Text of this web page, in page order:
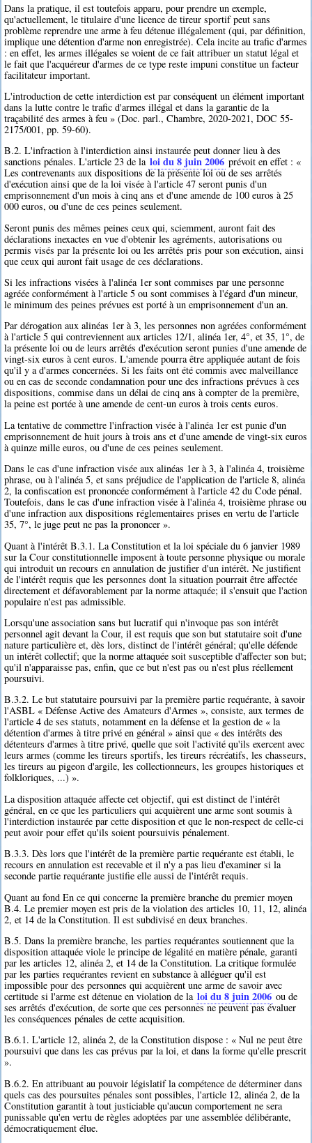
Dans la pratique, il est toutefois apparu, pour prendre un exemple,
qu'actuellement, le titulaire d'une licence de tireur sportif peut sans
problème reprendre une arme à feu détenue illégalement (qui, par définition,
implique une détention d'arme non enregistrée). Cela incite au trafic d'armes
: en effet, les armes illégales se voient de ce fait attribuer un statut légal et
le fait que l'acquéreur d'armes de ce type reste impuni constitue un facteur
facilitateur important.
L'introduction de cette interdiction est par conséquent un élément important
dans la lutte contre le trafic d'armes illégal et dans la garantie de la
traçabilité des armes à feu » (Doc. parl., Chambre, 2020-2021, DOC 55-
2175/001, pp. 59-60).
B.2. L'infraction à l'interdiction ainsi instaurée peut donner lieu à des
sanctions pénales. L'article 23 de la loi du 8 juin 2006 prévoit en effet : «
Les contrevenants aux dispositions de la présente loi ou de ses arrêtés
d'exécution ainsi que de la loi visée à l'article 47 seront punis d'un
emprisonnement d'un mois à cinq ans et d'une amende de 100 euros à 25
000 euros, ou d'une de ces peines seulement.
Seront punis des mêmes peines ceux qui, sciemment, auront fait des
déclarations inexactes en vue d'obtenir les agréments, autorisations ou
permis visés par la présente loi ou les arrêtés pris pour son exécution, ainsi
que ceux qui auront fait usage de ces déclarations.
Si les infractions visées à l'alinéa 1er sont commises par une personne
agréée conformément à l'article 5 ou sont commises à l'égard d'un mineur,
le minimum des peines prévues est porté à un emprisonnement d'un an.
Par dérogation aux alinéas 1er à 3, les personnes non agréées conformément
à l'article 5 qui contreviennent aux articles 12/1, alinéa 1er, 4°, et 35, 1°, de
la présente loi ou de leurs arrêtés d'exécution seront punies d'une amende de
vingt-six euros à cent euros. L'amende pourra être appliquée autant de fois
qu'il y a d'armes concernées. Si les faits ont été commis avec malveillance
ou en cas de seconde condamnation pour une des infractions prévues à ces
dispositions, commise dans un délai de cinq ans à compter de la première,
la peine est portée à une amende de cent-un euros à trois cents euros.
La tentative de commettre l'infraction visée à l'alinéa 1er est punie d'un
emprisonnement de huit jours à trois ans et d'une amende de vingt-six euros
à quinze mille euros, ou d'une de ces peines seulement.
Dans le cas d'une infraction visée aux alinéas 1er à 3, à l'alinéa 4, troisième
phrase, ou à l'alinéa 5, et sans préjudice de l'application de l'article 8, alinéa
2, la confiscation est prononcée conformément à l'article 42 du Code pénal.
Toutefois, dans le cas d'une infraction visée à l'alinéa 4, troisième phrase ou
d'une infraction aux dispositions réglementaires prises en vertu de l'article
35, 7°, le juge peut ne pas la prononcer ».
Quant à l'intérêt B.3.1. La Constitution et la loi spéciale du 6 janvier 1989
sur la Cour constitutionnelle imposent à toute personne physique ou morale
qui introduit un recours en annulation de justifier d'un intérêt. Ne justifient
de l'intérêt requis que les personnes dont la situation pourrait être affectée
directement et défavorablement par la norme attaquée; il s'ensuit que l'action
populaire n'est pas admissible.
Lorsqu'une association sans but lucratif qui n'invoque pas son intérêt
personnel agit devant la Cour, il est requis que son but statutaire soit d'une
nature particulière et, dès lors, distinct de l'intérêt général; qu'elle défende
un intérêt collectif; que la norme attaquée soit susceptible d'affecter son but;
qu'il n'apparaisse pas, enfin, que ce but n'est pas ou n'est plus réellement
poursuivi.
B.3.2. Le but statutaire poursuivi par la première partie requérante, à savoir
l'ASBL « Défense Active des Amateurs d'Armes », consiste, aux termes de
l'article 4 de ses statuts, notamment en la défense et la gestion de « la
détention d'armes à titre privé en général » ainsi que « des intérêts des
détenteurs d'armes à titre privé, quelle que soit l'activité qu'ils exercent avec
leurs armes (comme les tireurs sportifs, les tireurs récréatifs, les chasseurs,
les tireurs au pigeon d'argile, les collectionneurs, les groupes historiques et
folkloriques, ...) ».
La disposition attaquée affecte cet objectif, qui est distinct de l'intérêt
général, en ce que les particuliers qui acquièrent une arme sont soumis à
l'interdiction instaurée par cette disposition et que le non-respect de celle-ci
peut avoir pour effet qu'ils soient poursuivis pénalement.
B.3.3. Dès lors que l'intérêt de la première partie requérante est établi, le
recours en annulation est recevable et il n'y a pas lieu d'examiner si la
seconde partie requérante justifie elle aussi de l'intérêt requis.
Quant au fond En ce qui concerne la première branche du premier moyen
B.4. Le premier moyen est pris de la violation des articles 10, 11, 12, alinéa
2, et 14 de la Constitution. Il est subdivisé en deux branches.
B.5. Dans la première branche, les parties requérantes soutiennent que la
disposition attaquée viole le principe de légalité en matière pénale, garanti
par les articles 12, alinéa 2, et 14 de la Constitution. La critique formulée
par les parties requérantes revient en substance à alléguer qu'il est
impossible pour des personnes qui acquièrent une arme de savoir avec
certitude si l'arme est détenue en violation de la loi du 8 juin 2006 ou de
ses arrêtés d'exécution, de sorte que ces personnes ne peuvent pas évaluer
les conséquences pénales de cette acquisition.
B.6.1. L'article 12, alinéa 2, de la Constitution dispose : « Nul ne peut être
poursuivi que dans les cas prévus par la loi, et dans la forme qu'elle prescrit
».
B.6.2. En attribuant au pouvoir législatif la compétence de déterminer dans
quels cas des poursuites pénales sont possibles, l'article 12, alinéa 2, de la
Constitution garantit à tout justiciable qu'aucun comportement ne sera
punissable qu'en vertu de règles adoptées par une assemblée délibérante,
démocratiquement élue.